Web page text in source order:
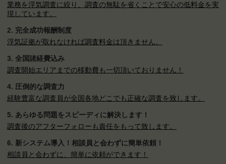
業務を浮気調査に絞り、調査の無駄を省くことで安心の低料金を実
現しています。
2. 完全成功報酬制度
浮気証拠が取れなければ調査料金は頂きません。
3. 全国諸経費込み
調査開始エリアまでの移動費も一切頂いておりません！
4. 圧倒的な調査力
経験豊富な調査員が全国各地どこでも正確な調査を致します。
5. あらゆる問題をスピーディに解決します！
調査後のアフターフォローも責任をもって致します。
6. 新システム導入！ 相談員と会わずに簡単依頼！
相談員と会わずに、簡単に依頼ができます！